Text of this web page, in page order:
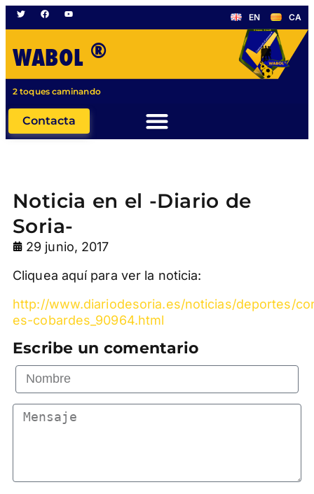
EN CA
WABOL ®
2 toques caminando
Contacta
Noticia en el -Diario de
Soria-
29 junio, 2017
Cliquea aquí para ver la noticia:
http://www.diariodesoria.es/noticias/deportes/
es-cobardes_90964.html
Escribe un comentario